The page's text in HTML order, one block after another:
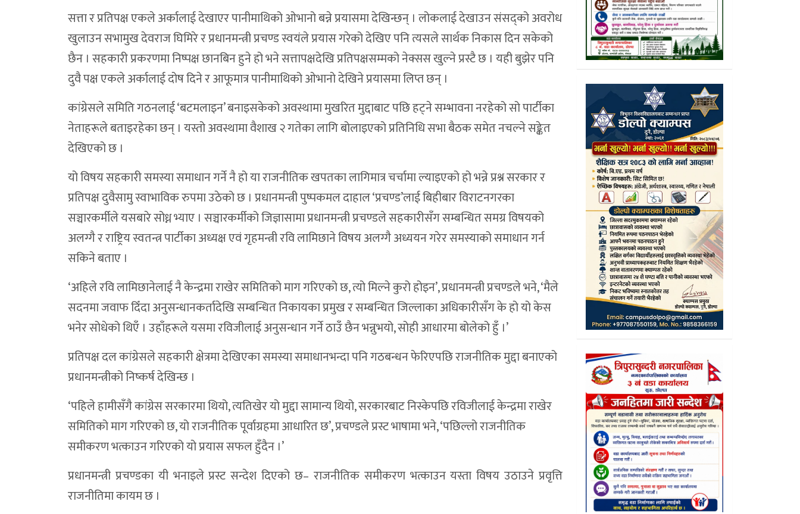
सत्ता र प्रतिपक्ष एकले अर्कालाई देखाएर पानीमाथिको ओभानो बन्ने प्रयासमा देखिन्छन् । लोकलाई देखाउन संसद्को अवरोध
खुलाउन सभामुख देवराज घिमिरे र प्रधानमन्त्री प्रचण्ड स्वयंले प्रयास गरेको देखिए पनि त्यसले सार्थक निकास दिन सकेको
छैन । सहकारी प्रकरणमा निष्पक्ष छानबिन हुने हो भने सत्तापक्षदेखि प्रतिपक्षसम्मको नेक्सस खुल्ने प्रस्टै छ । यही बुझेर पनि
दुवै पक्ष एकले अर्कालाई दोष दिने र आफूमात्र पानीमाथिको ओभानो देखिने प्रयासमा लिप्त छन् ।
कांग्रेसले समिति गठनलाई ‘बटमलाइन’ बनाइसकेको अवस्थामा मुखरित मुद्दाबाट पछि हट्ने सम्भावना नरहेको सो पार्टीका
नेताहरूले बताइरहेका छन् । यस्तो अवस्थामा वैशाख २ गतेका लागि बोलाइएको प्रतिनिधि सभा बैठक समेत नचल्ने सङ्केत
देखिएको छ ।
यो विषय सहकारी समस्या समाधान गर्ने नै हो या राजनीतिक खपतका लागिमात्र चर्चामा ल्याइएको हो भन्ने प्रश्न सरकार र
प्रतिपक्ष दुवैसामु स्वाभाविक रुपमा उठेको छ । प्रधानमन्त्री पुष्पकमल दाहाल ‘प्रचण्ड’लाई बिहीबार विराटनगरका
सञ्चारकर्मीले यसबारे सोध्न भ्याए । सञ्चारकर्मीको जिज्ञासामा प्रधानमन्त्री प्रचण्डले सहकारीसँग सम्बन्धित समग्र विषयको
अलग्गै र राष्ट्रिय स्वतन्त्र पार्टीका अध्यक्ष एवं गृहमन्त्री रवि लामिछाने विषय अलग्गै अध्ययन गरेर समस्याको समाधान गर्न
सकिने बताए ।
‘अहिले रवि लामिछानेलाई नै केन्द्रमा राखेर समितिको माग गरिएको छ, त्यो मिल्ने कुरो होइन’, प्रधानमन्त्री प्रचण्डले भने, ‘मैले
सदनमा जवाफ दिँदा अनुसन्धानकर्तादेखि सम्बन्धित निकायका प्रमुख र सम्बन्धित जिल्लाका अधिकारीसँग के हो यो केस
भनेर सोधेको थिएँ । उहाँहरूले यसमा रविजीलाई अनुसन्धान गर्ने ठाउँ छैन भन्नुभयो, सोही आधारमा बोलेको हुँ ।’
प्रतिपक्ष दल कांग्रेसले सहकारी क्षेत्रमा देखिएका समस्या समाधानभन्दा पनि गठबन्धन फेरिएपछि राजनीतिक मुद्दा बनाएको
प्रधानमन्त्रीको निष्कर्ष देखिन्छ ।
‘पहिले हामीसँगै कांग्रेस सरकारमा थियो, त्यतिखेर यो मुद्दा सामान्य थियो, सरकारबाट निस्केपछि रविजीलाई केन्द्रमा राखेर
समितिको माग गरिएको छ, यो राजनीतिक पूर्वाग्रहमा आधारित छ’, प्रचण्डले प्रस्ट भाषामा भने, ‘पछिल्लो राजनीतिक
समीकरण भत्काउन गरिएको यो प्रयास सफल हुँदैन ।’
प्रधानमन्त्री प्रचण्डका यी भनाइले प्रस्ट सन्देश दिएको छ– राजनीतिक समीकरण भत्काउन यस्ता विषय उठाउने प्रवृत्ति
राजनीतिमा कायम छ ।